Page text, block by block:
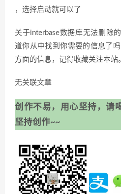
，选择启动就可以了
关于interbase数据库无法删除
道你从中找到你需要的信息了
方面的信息，记得收藏关注本站
无关联文章
创作不易，用心坚持，请
坚持创作~~